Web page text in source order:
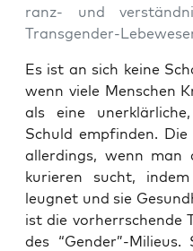
ranz- und
Transgender-
Es ist an sich kei­ne
wenn vie­le Men­schen
als eine
Schuld emp­fin­den.
aller­dings, wenn man
kurie­ren sucht,
leug­net und sie
ist die vor­herr­schen­de
des “Gender”-